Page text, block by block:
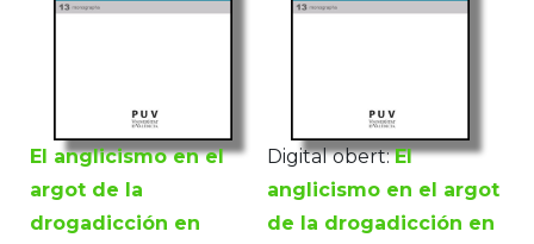
El anglicismo en el
argot de la
drogadicción en
Digital obert: El
anglicismo en el argot
de la drogadicción en